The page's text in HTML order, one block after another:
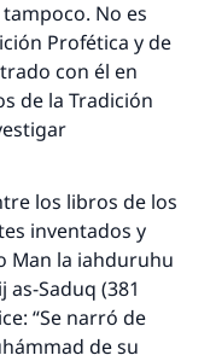
No es
Profética y de
con él en
de la Tradición
los libros de los
inventados y
Man la iahduruhu
as-Saduq (381
“Se narró de
de su